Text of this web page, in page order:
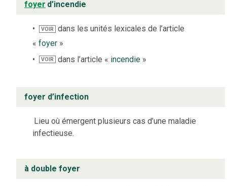
foyer d’incendie
VOIR
dans les unités lexicales de l’article
« foyer »
VOIR dans l’article « incendie »
foyer d’infection
Lieu où émergent plusieurs cas d’une maladie
infectieuse.
à double foyer